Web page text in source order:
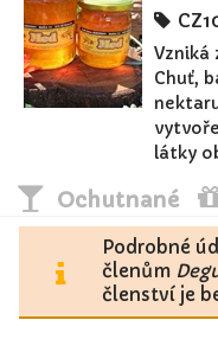
Vzniká
Chuť,
látky
Ochutnané
Podrobné
členům
členství je